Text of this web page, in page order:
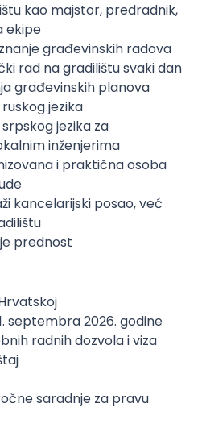
kao majstor, predradnik,
ekipe
građevinskih radova
rad na gradilištu svaki dan
građevinskih planova
jezika
jezika za
inženjerima
i praktična osoba
kancelarijski posao, već
prednost
septembra 2026. godine
radnih dozvola i viza
saradnje za pravu